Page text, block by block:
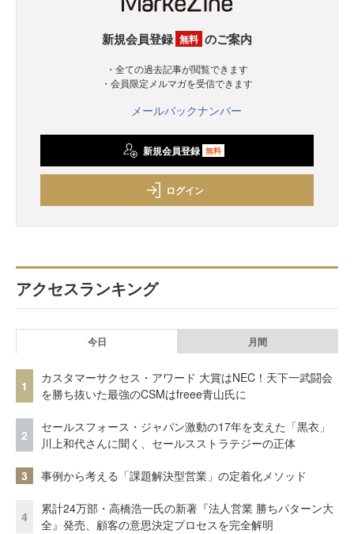
新規会員登録 無料 のご案内
・全ての過去記事が閲覧できます
・会員限定メルマガを受信できます
メールバックナンバー
新規会員登録 無料
ログイン
アクセスランキング
今日 月間
1
カスタマーサクセス・アワード 大賞はNEC！天下一武闘会
を勝ち抜いた最強のCSMはfreee青山氏に
2
セールスフォース・ジャパン激動の17年を支えた「黒衣」
川上和代さんに聞く、セールスストラテジーの正体
3 事例から考える「課題解決型営業」の定着化メソッド
4
累計24万部・高橋浩一氏の新著『法人営業 勝ちパターン大
全』発売、顧客の意思決定プロセスを完全解明